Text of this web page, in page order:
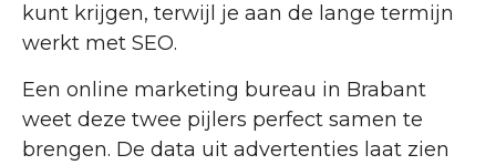
kunt krijgen, terwijl je aan de lange termijn
werkt met SEO.
Een online marketing bureau in Brabant
weet deze twee pijlers perfect samen te
brengen. De data uit advertenties laat zien